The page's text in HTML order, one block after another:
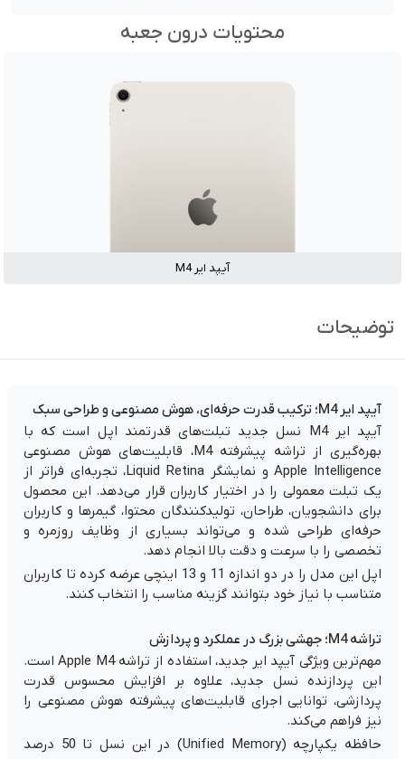
محتویات درون جعبه
آیپد ایر M4
توضیحات
آیپد ایر M4؛ ترکیب قدرت حرفه‌ای، هوش مصنوعی و طراحی سبک
آیپد ایر M4 نسل جدید تبلت‌های قدرتمند اپل است که با
بهره‌گیری از تراشه پیشرفته M4، قابلیت‌های هوش مصنوعی
Apple Intelligence و نمایشگر Liquid Retina، تجربه‌ای فراتر از
یک تبلت معمولی را در اختیار کاربران قرار می‌دهد. این محصول
برای دانشجویان، طراحان، تولیدکنندگان محتوا، گیمرها و کاربران
حرفه‌ای طراحی شده و می‌تواند بسیاری از وظایف روزمره و
تخصصی را با سرعت و دقت بالا انجام دهد.
اپل این مدل را در دو اندازه 11 و 13 اینچی عرضه کرده تا کاربران
متناسب با نیاز خود بتوانند گزینه مناسب را انتخاب کنند.
تراشه M4؛ جهشی بزرگ در عملکرد و پردازش
مهم‌ترین ویژگی آیپد ایر جدید، استفاده از تراشه Apple M4 است.
این پردازنده نسل جدید، علاوه بر افزایش محسوس قدرت
پردازشی، توانایی اجرای قابلیت‌های پیشرفته هوش مصنوعی را
نیز فراهم می‌کند.
حافظه یکپارچه (Unified Memory) در این نسل تا 50 درصد